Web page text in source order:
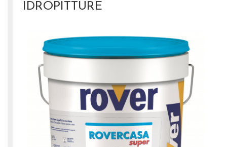
IDROPITTURE